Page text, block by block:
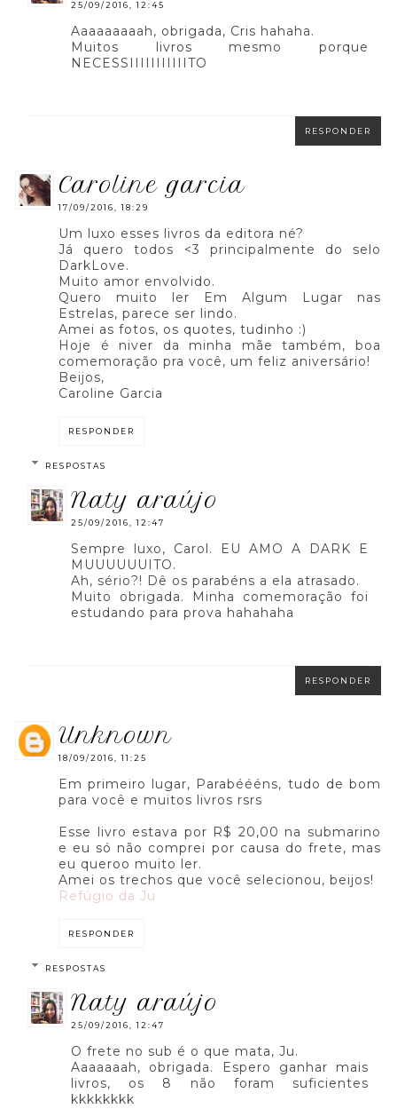
25/09/2016, 12:45
Aaaaaaaaah, obrigada, Cris hahaha.
Muitos livros mesmo porque
NECESSIIIIIIIIIIITO
RESPONDER
caroline garcia
17/09/2016, 18:29
Um luxo esses livros da editora né?
Já quero todos <3 principalmente do selo
DarkLove.
Muito amor envolvido.
Quero muito ler Em Algum Lugar nas
Estrelas, parece ser lindo.
Amei as fotos, os quotes, tudinho :)
Hoje é niver da minha mãe também, boa
comemoração pra você, um feliz aniversário!
Beijos,
Caroline Garcia
RESPONDER
RESPOSTAS
naty araújo
25/09/2016, 12:47
Sempre luxo, Carol. EU AMO A DARK E
MUUUUUUITO.
Ah, sério?! Dê os parabéns a ela atrasado.
Muito obrigada. Minha comemoração foi
estudando para prova hahahaha
RESPONDER
unknown
18/09/2016, 11:25
Em primeiro lugar, Parabéééns, tudo de bom
para você e muitos livros rsrs
Esse livro estava por R$ 20,00 na submarino
e eu só não comprei por causa do frete, mas
eu queroo muito ler.
Amei os trechos que você selecionou, beijos!
Refúgio da Ju
RESPONDER
RESPOSTAS
naty araújo
25/09/2016, 12:47
O frete no sub é o que mata, Ju.
Aaaaaaah, obrigada. Espero ganhar mais
livros, os 8 não foram suficientes
kkkkkkkk